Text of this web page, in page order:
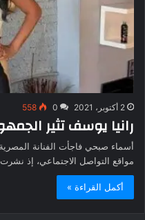
2 أكتوبر، 2021 0
558
رانيا يوسف تثير
أسماء صبحي فاجأت الفنانة
مواقع التواصل الاجتماعي، إذ
أكمل القراءة »